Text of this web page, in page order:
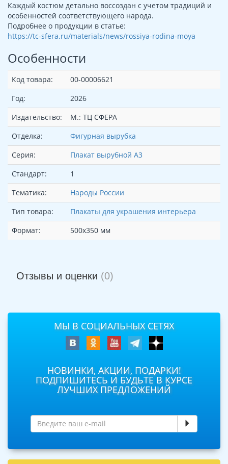
Каждый костюм детально воссоздан с учетом традиций и
особенностей соответствующего народа.
Подробнее о продукции в статье:
https://tc-sfera.ru/materials/news/rossiya-rodina-moya
Особенности
Код товара:
00-00006621
Год:
2026
Издательство:
М.: ТЦ СФЕРА
Отделка:
Фигурная вырубка
Серия:
Плакат вырубной А3
Стандарт:
1
Тематика:
Народы России
Тип товара:
Плакаты для украшения интерьера
Формат:
500х350 мм
Отзывы и оценки (0)
МЫ В СОЦИАЛЬНЫХ СЕТЯХ
НОВИНКИ, АКЦИИ, ПОДАРКИ!
ПОДПИШИТЕСЬ И БУДЬТЕ В КУРСЕ
ЛУЧШИХ ПРЕДЛОЖЕНИЙ